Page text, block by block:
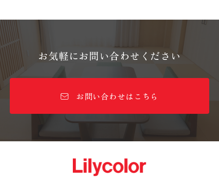
お気軽にお問い合わせください
お問い合わせはこちら